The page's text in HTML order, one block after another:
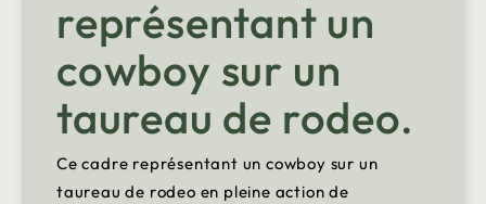
représentant un
cowboy sur un
taureau de rodeo.
Ce cadre représentant un cowboy sur un
taureau de rodeo en pleine action de